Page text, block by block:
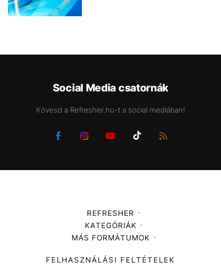
Social Media csatornák
Kövesd a Refresher.hu-t a social mediában!
REFRESHER
Médiaajánlat
KATEGÓRIÁK
Zene
Divat
MÁS FORMÁTUMOK
FELHASZNÁLÁSI FELTÉTELEK